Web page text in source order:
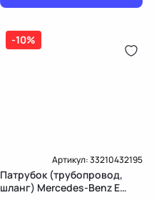
-10%
Артикул:33210432195
Патрубок (трубопровод,
шланг) Mercedes-Benz E